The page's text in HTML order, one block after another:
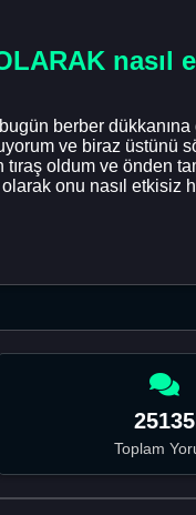
berber
ve biraz üstünü
oldum ve önden
onu nasıl etkisiz
25135
Toplam